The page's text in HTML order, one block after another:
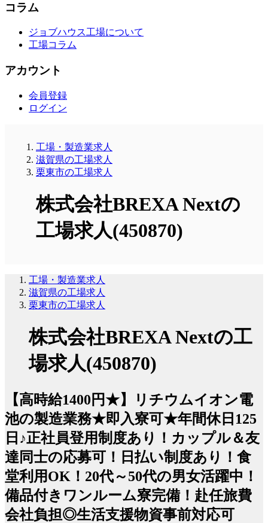
コラム
ジョブハウス工場について
工場コラム
アカウント
会員登録
ログイン
工場・製造業求人
滋賀県の工場求人
栗東市の工場求人
株式会社BREXA Nextの
工場求人(450870)
工場・製造業求人
滋賀県の工場求人
栗東市の工場求人
株式会社BREXA Nextの工
場求人(450870)
【高時給1400円★】リチウムイオン電
池の製造業務★即入寮可★年間休日125
日♪正社員登用制度あり！カップル＆友
達同士の応募可！日払い制度あり！食
堂利用OK！20代～50代の男女活躍中！
備品付きワンルーム寮完備！赴任旅費
会社負担◎生活支援物資事前対応可